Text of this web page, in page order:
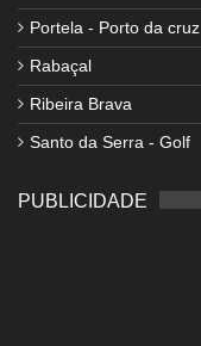
Portela - Porto da cruz
Rabaçal
Ribeira Brava
Santo da Serra - Golf
PUBLICIDADE